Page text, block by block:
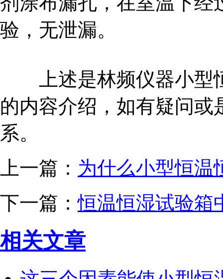
验，无泄漏。
上述是林频仪器小型
的内容介绍，如有疑问
系。
上一篇： 为什么小型恒温
下一篇：恒温恒湿试验箱
相关文章